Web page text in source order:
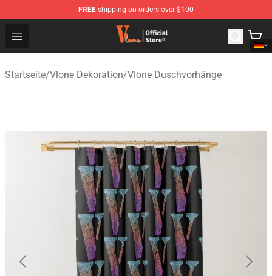
FREE shipping on orders over $100
Open menu
Vlone Shop - Official Vlone Merchandise Store
Startseite/Vlone Dekoration/Vlone Duschvorhänge